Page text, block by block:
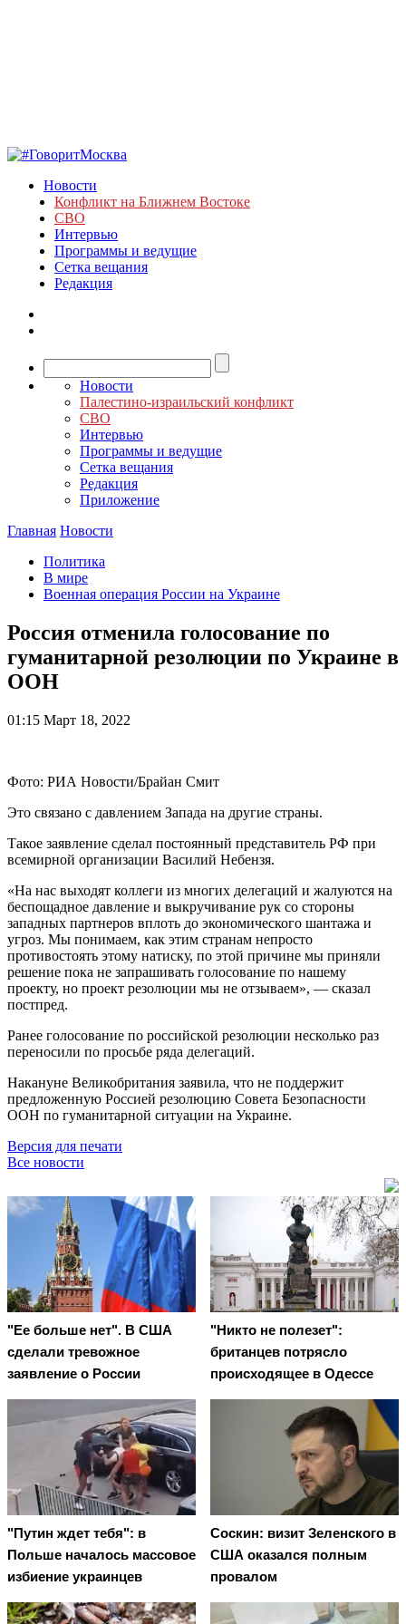
Новости
Конфликт на Ближнем Востоке
СВО
Интервью
Программы и ведущие
Сетка вещания
Редакция
Новости
Палестино-израильский конфликт
СВО
Интервью
Программы и ведущие
Сетка вещания
Редакция
Приложение
Главная Новости
Политика
В мире
Военная операция России на Украине
Россия отменила голосование по
гуманитарной резолюции по Украине в
ООН
01:15 Март 18, 2022
Фото: РИА Новости/Брайан Смит
Это связано с давлением Запада на другие страны.
Такое заявление сделал постоянный представитель РФ при
всемирной организации Василий Небензя.
«На нас выходят коллеги из многих делегаций и жалуются на
беспощадное давление и выкручивание рук со стороны
западных партнеров вплоть до экономического шантажа и
угроз. Мы понимаем, как этим странам непросто
противостоять этому натиску, по этой причине мы приняли
решение пока не запрашивать голосование по нашему
проекту, но проект резолюции мы не отзываем», — сказал
постпред.
Ранее голосование по российской резолюции несколько раз
переносили по просьбе ряда делегаций.
Накануне Великобритания заявила, что не поддержит
предложенную Россией резолюцию Совета Безопасности
ООН по гуманитарной ситуации на Украине.
Версия для печати
Все новости
"Ее больше нет". В США
сделали тревожное
заявление о России
"Никто не полезет":
британцев потрясло
происходящее в Одессе
"Путин ждет тебя": в
Польше началось массовое
избиение украинцев
Соскин: визит Зеленского в
США оказался полным
провалом